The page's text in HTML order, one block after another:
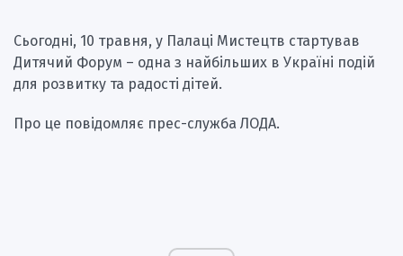
Cьогодні, 10 травня, у Палаці Мистецтв стартував
Дитячий Форум – одна з найбільших в Україні подій
для розвитку та радості дітей.
Про це повідомляє прес-служба ЛОДА.